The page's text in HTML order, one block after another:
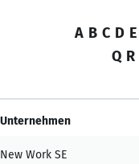
A B C D E
Q R
Unternehmen
New Work SE